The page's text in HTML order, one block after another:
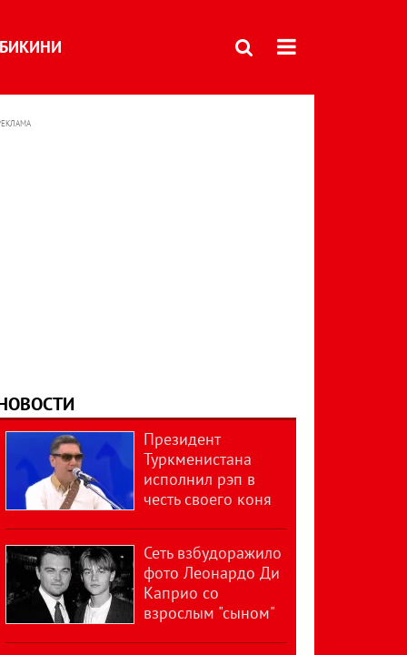
БИКИНИ
Президент
Туркменистана
исполнил рэп в
честь своего коня
Сеть взбудоражило
фото Леонардо Ди
Каприо со
взрослым "сыном"